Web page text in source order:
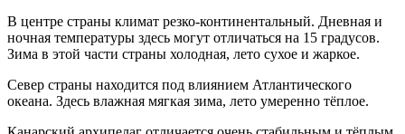
В центре страны климат резко-континентальный. Дневная и
ночная температуры здесь могут отличаться на 15 градусов.
Зима в этой части страны холодная, лето сухое и жаркое.
Север страны находится под влиянием Атлантического
океана. Здесь влажная мягкая зима, лето умеренно тёплое.